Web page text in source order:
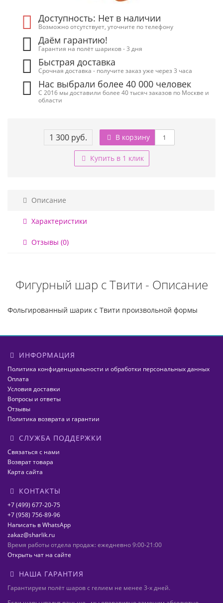
Доступность: Нет в наличии
Возможно отсутствует, уточните по телефону
Даём гарантию!
Гарантия на полёт шариков - 3 дня
Быстрая доставка
Срочная доставка - получите заказ уже через 3 часа
Нас выбрали более 40 000 человек
С 2016 мы доставили более 40 тысяч заказов по Москве и
области
1 300 руб. В корзину
Купить в 1 клик
Описание
Характеристики
Отзывы (0)
Фигурный шар с Твити - Описание
Фольгированный шарик с Твити произвольной формы
ИНФОРМАЦИЯ
Политика конфиденциальности и обработки персональных данных
Оплата
Условия доставки
Вопросы и ответы
Отзывы
Политика возврата и гарантии
СЛУЖБА ПОДДЕРЖКИ
Связаться с нами
Возврат товара
Карта сайта
КОНТАКТЫ
+7 (499) 677-20-75
+7 (958) 756-89-96
Написать в WhatsApp
zakaz@sharlik.ru
Время работы отдела продаж: ежедневно 9:00-21:00
Открыть чат на сайте
НАША ГАРАНТИЯ
Гарантируем полёт шаров с гелием не менее 3-х дней.